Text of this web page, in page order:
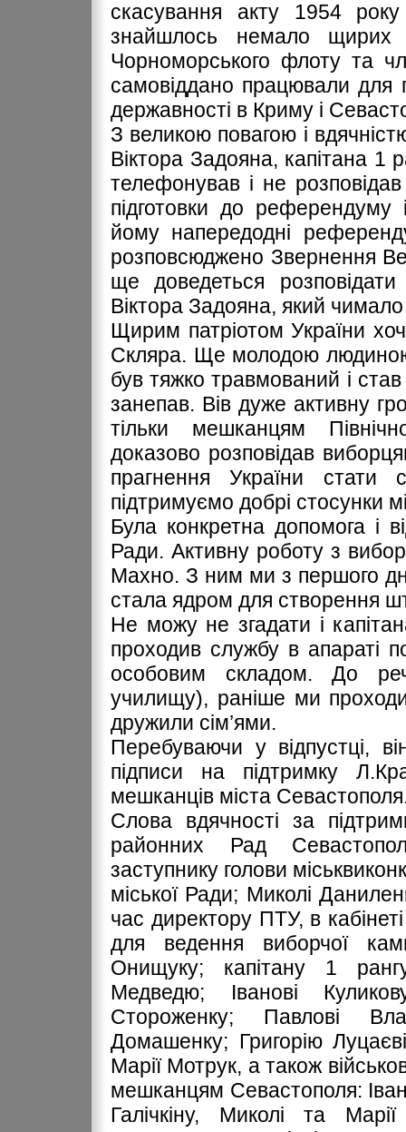
скасування акту 1954
знайшлось немало щирих
Чорноморського флоту та
самовіддано працювали для
державності в Криму і
З великою повагою і
Віктора Задояна, капітана 1
телефонував і не
підготовки до
йому напередодні
розповсюджено Звернення
ще доведеться
Віктора Задояна, який
Щирим патріотом України
Скляра. Ще молодою людиною
був тяжко травмований і
занепав. Вів дуже активну
тільки мешканцям
доказово розповідав
прагнення України
підтримуємо добрі стосунки
Була конкретна допомога і
Ради. Активну роботу з
Махно. З ним ми з першого
стала ядром для створення
Не можу не згадати і
проходив службу в апараті
особовим складом. До
училищу), раніше ми
дружили сім’ями.
Перебуваючи у відпустці,
підписи на підтримку
мешканців міста
Слова вдячності за
районних Рад
заступнику голови
міської Ради; Миколі
час директору ПТУ, в
для ведення виборчої
Онищуку; капітану 1
Медведю; Іванові
Стороженку; Павлові
Домашенку; Григорію
Марії Мотрук, а також
мешканцям Севастополя:
Галічкіну, Миколі та